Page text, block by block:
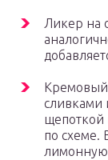
Ликер на
Кремовый
сливками
щепоткой
по схеме.
лимонную